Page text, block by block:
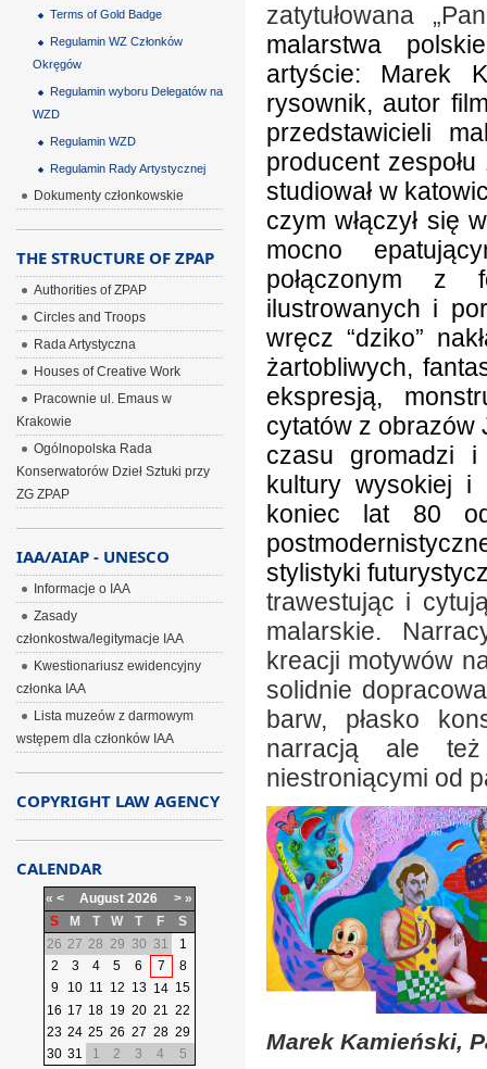
zatytułowana
malarstwa
artyście: Marek
rysownik, autor
przedstawicieli
producent
studiował w
czym włączył się
mocno
połączonym z
ilustrowanych i
wręcz “dziko”
żartobliwych,
ekspresją,
cytatów z obrazów
czasu gromadzi i
kultury wysokiej i
koniec lat 80
stylistyki
trawestując i
malarskie.
kreacji motywów
solidnie
barw, płasko
narracją ale też
niestroniącymi od
Marek Kamieński,
Terms of Gold Badge
Regulamin WZ Członków
Okręgów
Regulamin wyboru Delegatów na
WZD
Regulamin WZD
Regulamin Rady Artystycznej
Dokumenty członkowskie
THE STRUCTURE OF ZPAP
Authorities of ZPAP
Circles and Troops
Rada Artystyczna
Houses of Creative Work
Pracownie ul. Emaus w
Krakowie
Ogólnopolska Rada
Konserwatorów Dzieł Sztuki przy
ZG ZPAP
IAA/AIAP - UNESCO
Informacje o IAA
Zasady
członkostwa/legitymacje IAA
Kwestionariusz ewidencyjny
członka IAA
Lista muzeów z darmowym
wstępem dla członków IAA
COPYRIGHT LAW AGENCY
CALENDAR
« < August 2026 > »
S
M T W T F
S
26 27 28 29 30 31
1
2
3 4 5 6 7
8
9
10 11 12 13 14 15
16 17 18 19 20 21 22
23 24 25 26 27 28 29
30 31 1 2 3 4 5